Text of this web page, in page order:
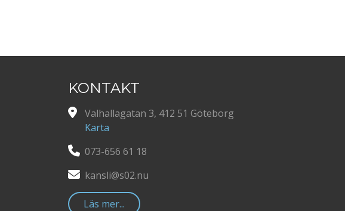
KONTAKT
Valhallagatan 3, 412 51 Göteborg
Karta
073-656 61 18
kansli@s02.nu
Läs mer...